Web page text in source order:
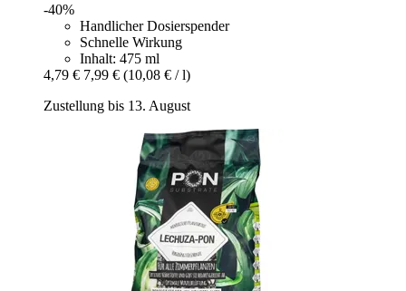
-40%
Handlicher Dosierspender
Schnelle Wirkung
Inhalt: 475 ml
4,79 € 7,99 € (10,08 € / l)
Zustellung bis 13. August